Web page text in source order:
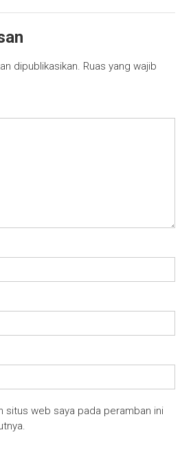
dipublikasikan. Ruas yang wajib
situs web saya pada peramban ini